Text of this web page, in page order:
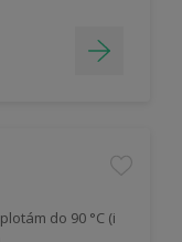
do 90 °C (i